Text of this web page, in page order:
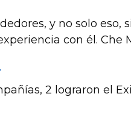
y no solo
con él. Che
2 lograron el